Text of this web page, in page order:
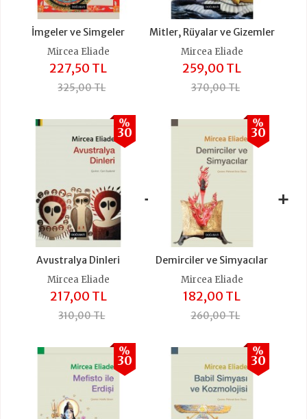
İmgeler ve Simgeler
Mircea Eliade
227,50 TL
325,00 TL
Mitler, Rüyalar ve Gizemler
Mircea Eliade
259,00 TL
370,00 TL
Avustralya Dinleri
%
30
Mircea Eliade
217,00 TL
310,00 TL
+
Demirciler ve Simyacılar
%
30
Mircea Eliade
182,00 TL
260,00 TL
+
%
30
%
30